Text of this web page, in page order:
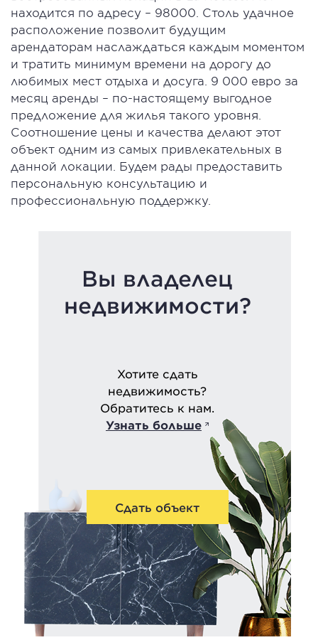
находится по адресу – 98000. Столь удачное
расположение позволит будущим
арендаторам наслаждаться каждым моментом
и тратить минимум времени на дорогу до
любимых мест отдыха и досуга. 9 000 евро за
месяц аренды – по-настоящему выгодное
предложение для жилья такого уровня.
Соотношение цены и качества делают этот
объект одним из самых привлекательных в
данной локации. Будем рады предоставить
персональную консультацию и
профессиональную поддержку.
Вы владелец
недвижимости?
Хотите сдать
недвижимость?
Обратитесь к нам.
Узнать больше
Сдать объект